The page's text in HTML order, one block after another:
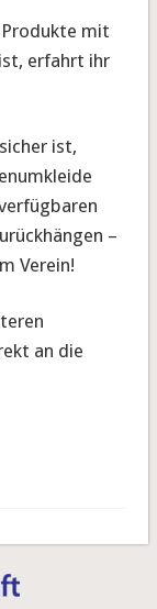
mit
erfahrt ihr
ist,
–
Verein!
an die